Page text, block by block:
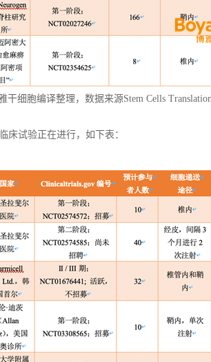
干细胞编译整理，数据来源Stem Cells
床试验正在进行，如下表：